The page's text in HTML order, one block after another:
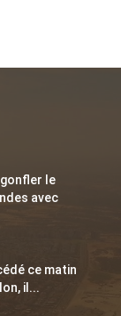
le
avec
ce matin
il...